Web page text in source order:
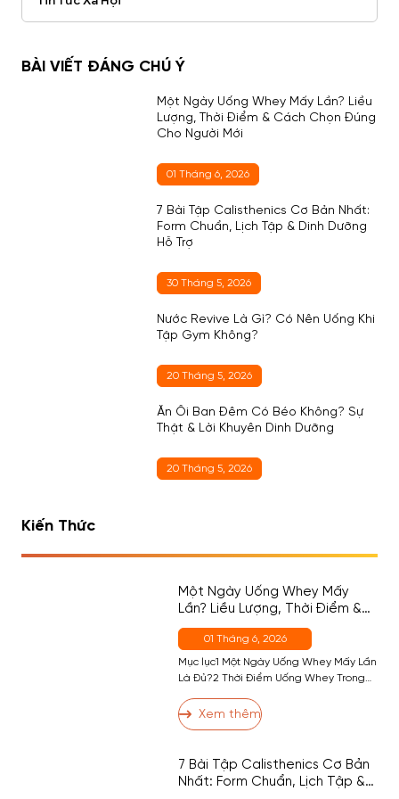
BÀI VIẾT ĐÁNG CHÚ Ý
Một Ngày Uống Whey Mấy Lần? Liều
Lượng, Thời Điểm & Cách Chọn Đúng
Cho Người Mới
01 Tháng 6, 2026
7 Bài Tập Calisthenics Cơ Bản Nhất:
Form Chuẩn, Lịch Tập & Dinh Dưỡng
Hỗ Trợ
30 Tháng 5, 2026
Nước Revive Là Gì? Có Nên Uống Khi
Tập Gym Không?
20 Tháng 5, 2026
Ăn Ổi Ban Đêm Có Béo Không? Sự
Thật & Lời Khuyên Dinh Dưỡng
20 Tháng 5, 2026
Kiến Thức
Một Ngày Uống Whey Mấy
Lần? Liều Lượng, Thời Điểm &
Cách Chọn Đúng Cho Người
Mới
01 Tháng 6, 2026
Mục lục1 Một Ngày Uống Whey Mấy Lần
Là Đủ?2 Thời Điểm Uống Whey Trong
Thời Điểm 1 (Quan Trọng Nhất) — Sau
Tập2.2 Thời Điểm 2 — Buổi Sáng (Nếu
(Casein, Không Phải Whey)2.4 Thời
Điểm 4 — Giữa Các […]
Xem thêm
7 Bài Tập Calisthenics Cơ Bản
Nhất: Form Chuẩn, Lịch Tập &